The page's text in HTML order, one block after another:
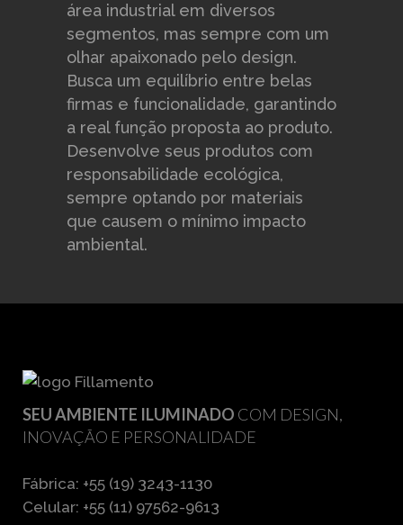
área industrial em diversos
segmentos, mas sempre com um
olhar apaixonado pelo design.
Busca um equilíbrio entre belas
firmas e funcionalidade, garantindo
a real função proposta ao produto.
Desenvolve seus produtos com
responsabilidade ecológica,
sempre optando por materiais
que causem o mínimo impacto
ambiental.
SEU AMBIENTE ILUMINADO COM DESIGN,
INOVAÇÃO E PERSONALIDADE
Fábrica: +55 (19) 3243-1130
Celular: +55 (11) 97562-9613